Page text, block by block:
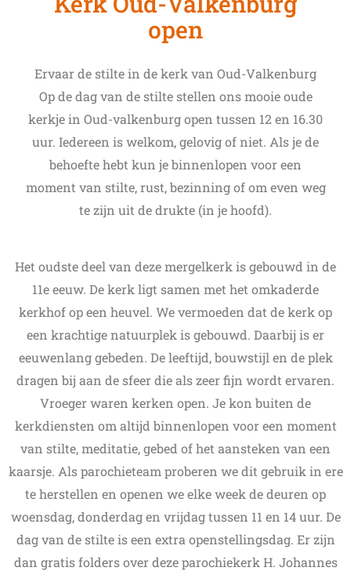
open
Ervaar de stilte in de kerk van Oud-Valkenburg
Op de dag van de stilte stellen ons mooie oude
kerkje in Oud-valkenburg open tussen 12 en 16.30
uur. Iedereen is welkom, gelovig of niet. Als je de
behoefte hebt kun je binnenlopen voor een
moment van stilte, rust, bezinning of om even weg
te zijn uit de drukte (in je hoofd).
Het oudste deel van deze mergelkerk is gebouwd in de
11e eeuw. De kerk ligt samen met het omkaderde
kerkhof op een heuvel. We vermoeden dat de kerk op
een krachtige natuurplek is gebouwd. Daarbij is er
eeuwenlang gebeden. De leeftijd, bouwstijl en de plek
dragen bij aan de sfeer die als zeer fijn wordt ervaren.
Vroeger waren kerken open. Je kon buiten de
kerkdiensten om altijd binnenlopen voor een moment
van stilte, meditatie, gebed of het aansteken van een
kaarsje. Als parochieteam proberen we dit gebruik in ere
te herstellen en openen we elke week de deuren op
woensdag, donderdag en vrijdag tussen 11 en 14 uur. De
dag van de stilte is een extra openstellingsdag. Er zijn
dan gratis folders over deze parochiekerk H. Johannes